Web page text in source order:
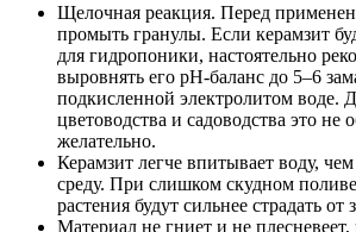
Щелочная реакция. Перед
промыть гранулы. Если керамзит
для гидропоники, настоятельно
выровнять его pH-баланс до 5–6
подкисленной электролитом воде.
цветоводства и садоводства это не
желательно.
Керамзит легче впитывает воду,
среду. При слишком скудном
растения будут сильнее страдать от
Материал не гниет и не